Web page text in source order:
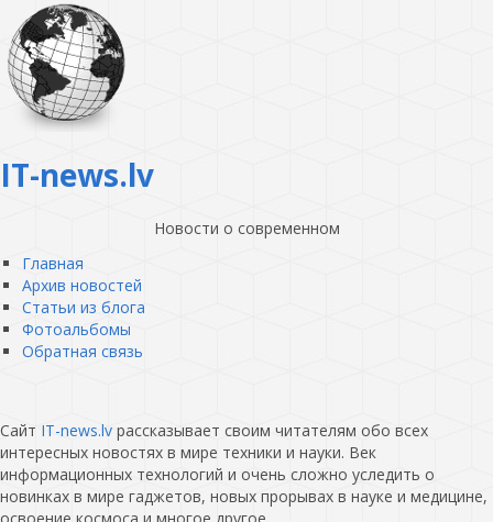
IT-news.lv
Новости о современном
Главная
Архив новостей
Статьи из блога
Фотоальбомы
Обратная связь
Сайт IT-news.lv рассказывает своим читателям обо всех
интересных новостях в мире техники и науки. Век
информационных технологий и очень сложно уследить о
новинках в мире гаджетов, новых прорывах в науке и медицине,
освоение космоса и многое другое.